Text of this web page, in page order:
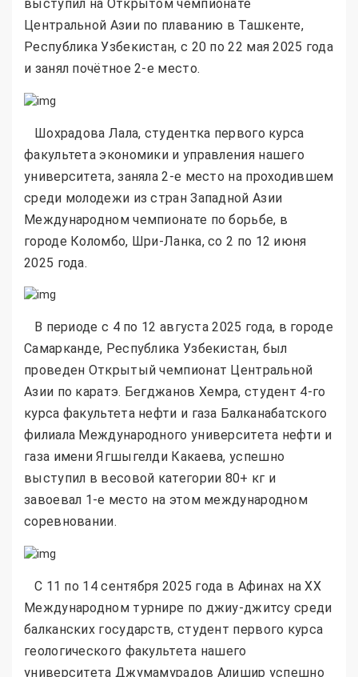
выступил на Открытом чемпионате
Центральной Азии по плаванию в Ташкенте,
Республика Узбекистан, с 20 по 22 мая 2025 года
и занял почётное 2-е место.
Шохрадова Лала, студентка первого курса
факультета экономики и управления нашего
университета, заняла 2-е место на проходившем
среди молодежи из стран Западной Азии
Международном чемпионате по борьбе, в
городе Коломбо, Шри-Ланка, со 2 по 12 июня
2025 года.
В периоде с 4 по 12 августа 2025 года, в городе
Самарканде, Республика Узбекистан, был
проведен Открытый чемпионат Центральной
Азии по каратэ. Бегджанов Хемра, студент 4-го
курса факультета нефти и газа Балканабатского
филиала Международного университета нефти и
газа имени Ягшыгелди Какаева, успешно
выступил в весовой категории 80+ кг и
завоевал 1-е место на этом международном
соревновании.
С 11 по 14 сентября 2025 года в Афинах на XX
Международном турнире по джиу-джитсу среди
балканских государств, студент первого курса
геологического факультета нашего
университета Джумамурадов Алишир успешно